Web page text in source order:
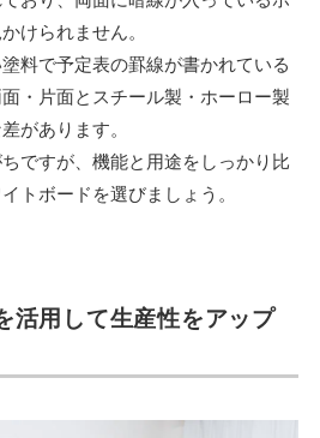
けられません。
料で予定表の罫線が書かれている
・片面とスチール製・ホーロー製
があります。
ですが、機能と用途をしっかり比
トボードを選びましょう。
活用して生産性をアップ